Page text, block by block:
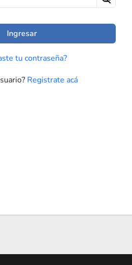
Ingresar
tu contraseña?
Registrate acá